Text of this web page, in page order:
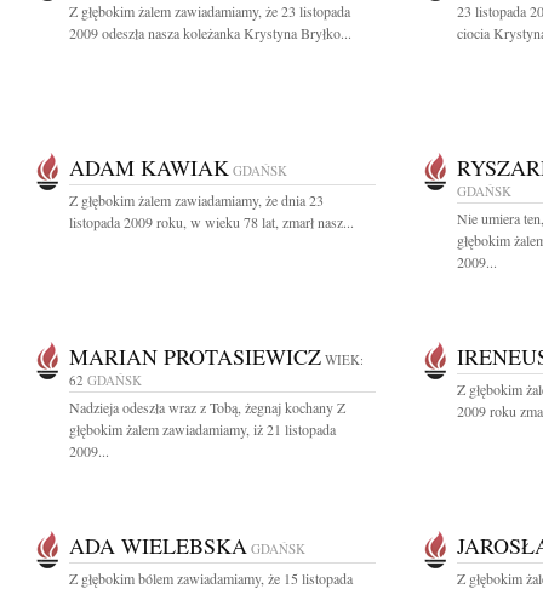
Z głębokim żalem zawiadamiamy, że 23 listopada
2009 odeszła nasza koleżanka Krystyna Bryłko...
23 listopada
ciocia
ADAM KAWIAK GDAŃSK
Z głębokim żalem zawiadamiamy, że dnia 23
listopada 2009 roku, w wieku 78 lat, zmarł nasz...
GDAŃSK
Nie umiera
głębokim
2009...
MARIAN PROTASIEWICZ WIEK:
62 GDAŃSK
Nadzieja odeszła wraz z Tobą, żegnaj kochany Z
głębokim żalem zawiadamiamy, iż 21 listopada
2009...
Z głębokim
2009 roku
ADA WIELEBSKA GDAŃSK
Z głębokim bólem zawiadamiamy, że 15 listopada
Z głębokim